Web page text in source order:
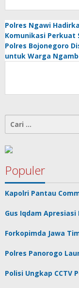
Polres Ngawi
Komunikasi Perkuat
Polres Bojonegoro
untuk Warga
untuk:
Populer
Kapolri Pantau
Gus Iqdam
Forkopimda Jawa
Polres Panorogo
Polisi Ungkap CCTV